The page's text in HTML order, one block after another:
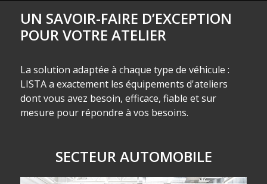
UN SAVOIR-FAIRE D’EXCEPTION
POUR VOTRE ATELIER
La solution adaptée à chaque type de véhicule :
LISTA a exactement les équipements d'ateliers
dont vous avez besoin, efficace, fiable et sur
mesure pour répondre à vos besoins.
SECTEUR AUTOMOBILE